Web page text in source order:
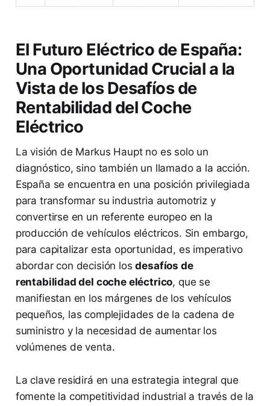
El Futuro Eléctrico de España:
Una Oportunidad Crucial a la
Vista de los Desafíos de
Rentabilidad del Coche
Eléctrico
La visión de Markus Haupt no es solo un
diagnóstico, sino también un llamado a la acción.
España se encuentra en una posición privilegiada
para transformar su industria automotriz y
convertirse en un referente europeo en la
producción de vehículos eléctricos. Sin embargo,
para capitalizar esta oportunidad, es imperativo
abordar con decisión losdesafíos de
rentabilidad del coche eléctrico, que se
manifiestan en los márgenes de los vehículos
pequeños, las complejidades de la cadena de
suministro y la necesidad de aumentar los
volúmenes de venta.
La clave residirá en una estrategia integral que
fomente la competitividad industrial a través de la